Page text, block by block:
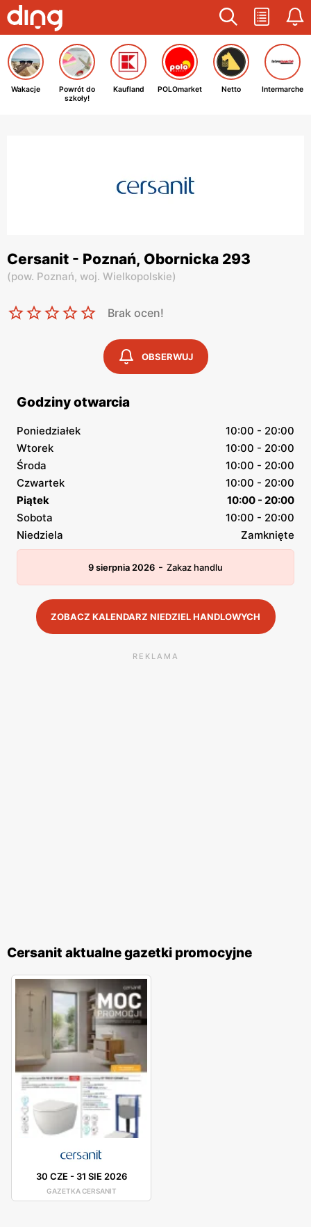
Wakacje
Powrót do
szkoły!
Kaufland POLOmarket Netto Intermarche
Cersanit - Poznań, Obornicka 293
(pow. Poznań, woj. Wielkopolskie)
Brak ocen!
OBSERWUJ
Godziny otwarcia
Poniedziałek
10:00 - 20:00
Wtorek
10:00 - 20:00
Środa
10:00 - 20:00
Czwartek
10:00 - 20:00
Piątek
10:00 - 20:00
Sobota
10:00 - 20:00
Niedziela
Zamknięte
9 sierpnia 2026 - Zakaz handlu
ZOBACZ KALENDARZ NIEDZIEL HANDLOWYCH
REKLAMA
Cersanit aktualne gazetki promocyjne
30 CZE- 31 SIE 2026
GAZETKA CERSANIT